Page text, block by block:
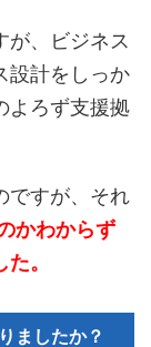
が、ビジネス
設計をしっか
よろず支援拠
ですが、それ
かわからず
。
ましたか？